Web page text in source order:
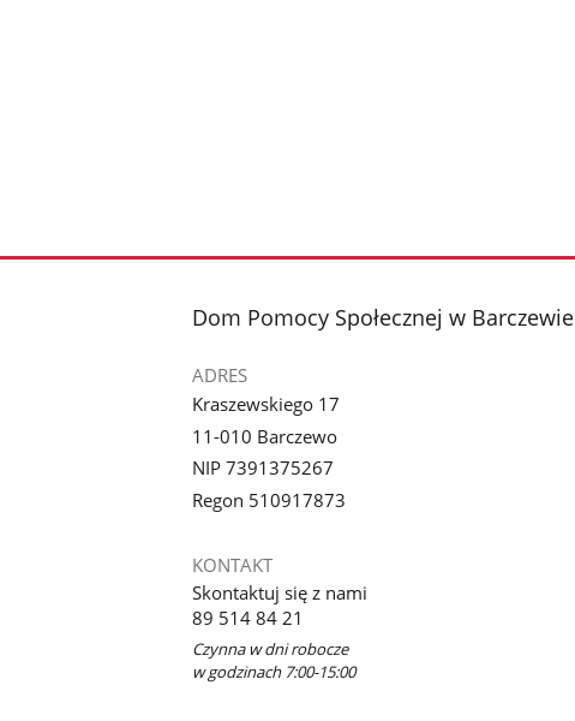
stopka
Dom Pomocy Społecznej w Barczewie
ADRES
Kraszewskiego 17
11-010 Barczewo
NIP 7391375267
Regon 510917873
KONTAKT
Skontaktuj się z nami
89 514 84 21
Czynna w dni robocze
w godzinach 7:00-15:00